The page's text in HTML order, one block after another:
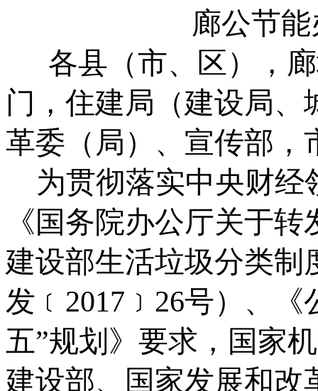
廊公节能
各县（市、区），
门，住建局（建设局
革委（局）、宣传部，
为贯彻落实中央财经
《国务院办公厅关于
建设部生活垃圾分类制
发 ﹝ 2017 ﹞ 26号）、《
五”规划》要求，国家
建设部、国家发展和改